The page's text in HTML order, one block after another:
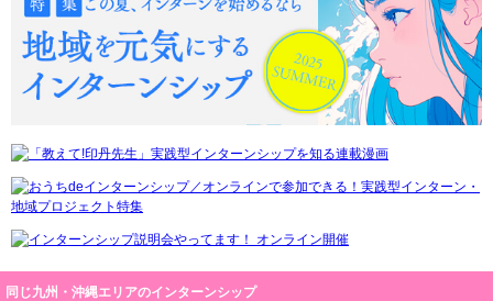
同じ九州・沖縄エリアのインターンシップ